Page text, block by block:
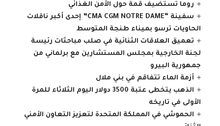
روما تستضيف قمة حول الأمن الغذائي
سفينة “CMA CGM NOTRE DAME” إحدى أكبر ناقلات
الحاويات ترسو بميناء طنجة المتوسط
تعميق العلاقات الثنائية في صلب مباحثات رئيسة
لجنة الخارجية بمجلس المستشارين مع برلماني من
جمهورية البيرو
أزمة الماء تتفاقم في بني ملال
الذهب يتخطى عتبة 3500 دولار اليوم الثلاثاء للمرة
الأولى في تاريخه
الحموشي في المملكة المتحدة لتعزيز التعاون الأمني